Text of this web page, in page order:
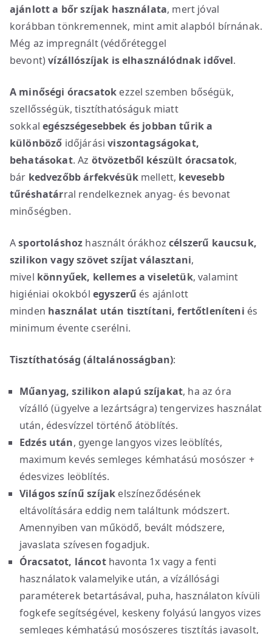
ajánlott a bőr szíjak használata, mert jóval
korábban tönkremennek, mint amit alapból bírnának.
Még az impregnált (védőréteggel
bevont)vízállószíjak is elhasználódnak idővel.
A minőségi óracsatok ezzel szemben bőségük,
szellősségük, tisztíthatóságuk miatt
sokkalegészségesebbek és jobban tűrik a
különböző időjárásiviszontagságokat,
behatásokat. Az ötvözetből készült óracsatok,
bár kedvezőbb árfekvésükmellett, kevesebb
tűréshatárral rendelkeznek anyag- és bevonat
minőségben.
Asportoláshoz használt órákhozcélszerű kaucsuk,
szilikon vagy szövet szíjat választani,
mivel könnyűek, kellemes a viseletük, valamint
higiéniai okokból egyszerű és ajánlott
minden használat után tisztítani, fertőtleníteni és
minimum évente cserélni.
Tisztíthatóság (általánosságban):
Műanyag, szilikon alapú szíjakat, ha az óra
vízálló (ügyelve a lezártságra) tengervizes használat
után, édesvízzel történő átöblítés.
Edzés után, gyenge langyos vizes leöblítés,
maximum kevés semleges kémhatású mosószer +
édesvizes leöblítés.
Világos színű szíjak elszíneződésének
eltávolítására eddig nem találtunk módszert.
Amennyiben van működő, bevált módszere,
javaslata szívesen fogadjuk.
Óracsatot, láncothavonta 1x vagy a fenti
használatok valamelyike után, a vízállósági
paraméterek betartásával, puha, használaton kívüli
fogkefe segítségével, keskeny folyású langyos vizes
semleges kémhatású mosószeres tisztítás javasolt,